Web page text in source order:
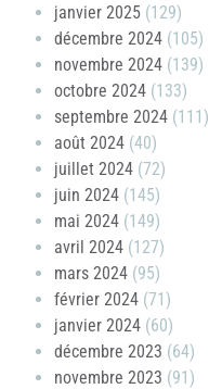
janvier 2025 (129)
décembre 2024 (105)
novembre 2024 (139)
octobre 2024 (133)
septembre 2024 (111)
août 2024 (40)
juillet 2024 (72)
juin 2024 (145)
mai 2024 (149)
avril 2024 (127)
mars 2024 (95)
février 2024 (71)
janvier 2024 (60)
décembre 2023 (64)
novembre 2023 (91)